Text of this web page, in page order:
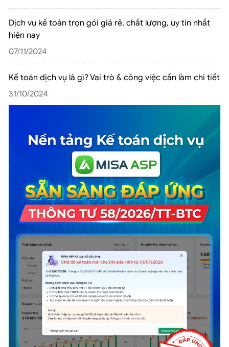
Dịch vụ kế toán trọn gói giá rẻ, chất lượng, uy tín nhất
hiện nay
07/11/2024
Kế toán dịch vụ là gì? Vai trò & công việc cần làm chi tiết
31/10/2024